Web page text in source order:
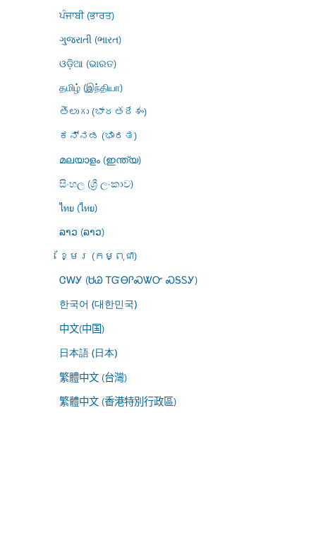
ਪੰਜਾਬੀ (ਭਾਰਤ)
ગુજરાતી (ભારત)
ଓଡ଼ିଆ (ଭାରତ)
தமிழ் (இந்தியா)
తెలుగు (భారతదేశం)
ಕನ್ನಡ (ಭಾರತ)
മലയാളം (ഇന്ത്യ)
සිංහල (ශ්‍රී ලංකාව)
ไทย (ไทย)
ລາວ (ລາວ)
ខ្មែរ (កម្ពុជា)
ᏣᎳᎩ (ᏌᏊ ᎢᏳᎾᎵᏍᏔᏅ ᏍᎦᏚᎩ)
한국어 (대한민국)
中文(中国)
日本語 (日本)
繁體中文 (台灣)
繁體中文 (香港特別行政區)